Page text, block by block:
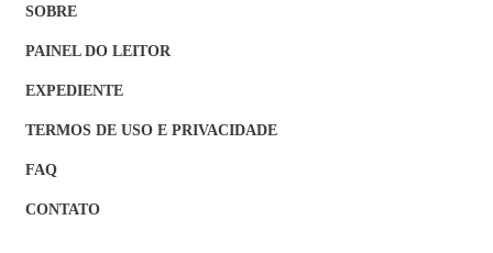
SOBRE
PAINEL DO LEITOR
EXPEDIENTE
TERMOS DE USO E PRIVACIDADE
FAQ
CONTATO